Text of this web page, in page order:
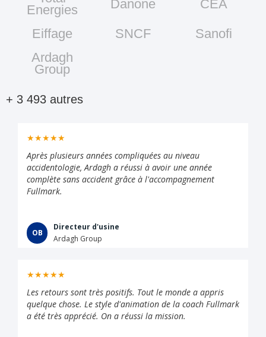
Energies
Danone
CEA
Eiffage
SNCF
Sanofi
Ardagh
Group
+ 3 493 autres
★★★★★
Après plusieurs années compliquées au niveau
accidentologie, Ardagh a réussi à avoir une année
complète sans accident grâce à l'accompagnement
Fullmark.
OB
Directeur d'usine
Ardagh Group
★★★★★
Les retours sont très positifs. Tout le monde a appris
quelque chose. Le style d'animation de la coach Fullmark
a été très apprécié. On a réussi la mission.